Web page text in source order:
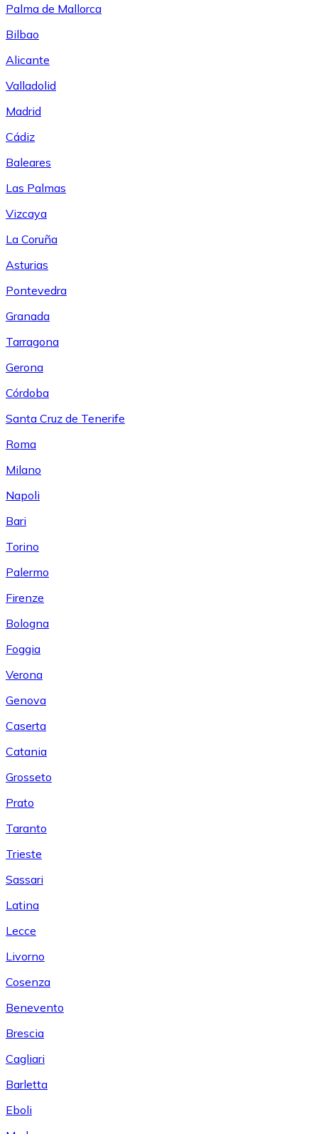
Palma de Mallorca
Bilbao
Alicante
Valladolid
Madrid
Cádiz
Baleares
Las Palmas
Vizcaya
La Coruña
Asturias
Pontevedra
Granada
Tarragona
Gerona
Córdoba
Santa Cruz de Tenerife
Roma
Milano
Napoli
Bari
Torino
Palermo
Firenze
Bologna
Foggia
Verona
Genova
Caserta
Catania
Grosseto
Prato
Taranto
Trieste
Sassari
Latina
Lecce
Livorno
Cosenza
Benevento
Brescia
Cagliari
Barletta
Eboli